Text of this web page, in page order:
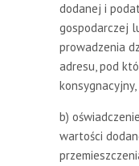
dodanej i
gospodarczej
prowadzenia
adresu, pod
konsygnacyjny,
b)
wartości